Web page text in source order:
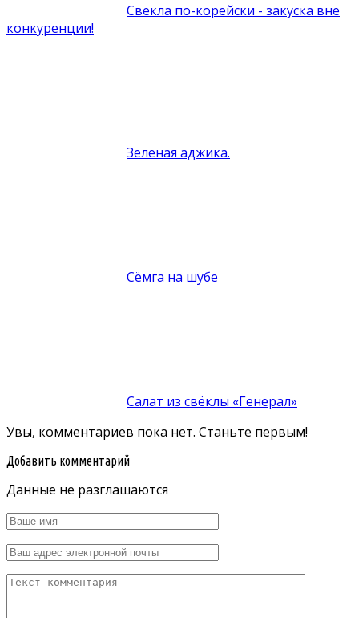
Свекла по-корейски - закуска вне
конкуренции!
Зеленая аджика.
Сёмга на шубе
Салат из свёклы «Генерал»
Увы, комментариев пока нет. Станьте первым!
Добавить комментарий
Данные не разглашаются